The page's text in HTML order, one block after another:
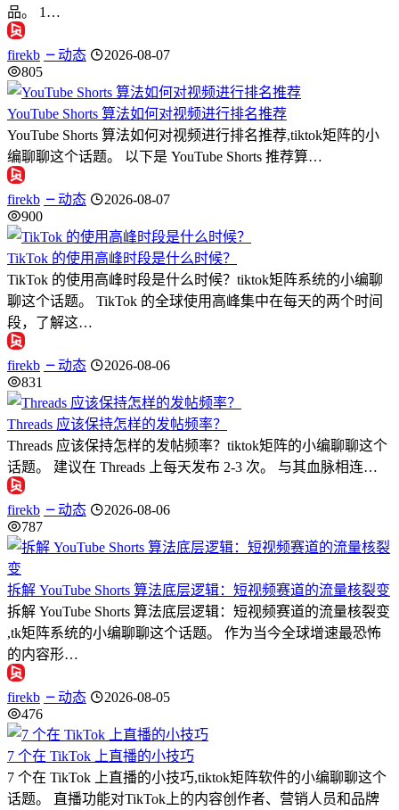
品。 1…
firekb 动态
2026-08-07
805
YouTube Shorts 算法如何对视频进行排名推荐
YouTube Shorts 算法如何对视频进行排名推荐,tiktok矩阵的小
编聊聊这个话题。 以下是 YouTube Shorts 推荐算…
firekb 动态
2026-08-07
900
TikTok 的使用高峰时段是什么时候？
TikTok 的使用高峰时段是什么时候？tiktok矩阵系统的小编聊
聊这个话题。 TikTok 的全球使用高峰集中在每天的两个时间
段，了解这…
firekb 动态
2026-08-06
831
Threads 应该保持怎样的发帖频率？
Threads 应该保持怎样的发帖频率？tiktok矩阵的小编聊聊这个
话题。 建议在 Threads 上每天发布 2-3 次。 与其血脉相连…
firekb 动态
2026-08-06
787
拆解 YouTube Shorts 算法底层逻辑：短视频赛道的流量核裂变
拆解 YouTube Shorts 算法底层逻辑：短视频赛道的流量核裂变
,tk矩阵系统的小编聊聊这个话题。 作为当今全球增速最恐怖
的内容形…
firekb 动态
2026-08-05
476
7 个在 TikTok 上直播的小技巧
7 个在 TikTok 上直播的小技巧,tiktok矩阵软件的小编聊聊这个
话题。 直播功能对TikTok上的内容创作者、营销人员和品牌